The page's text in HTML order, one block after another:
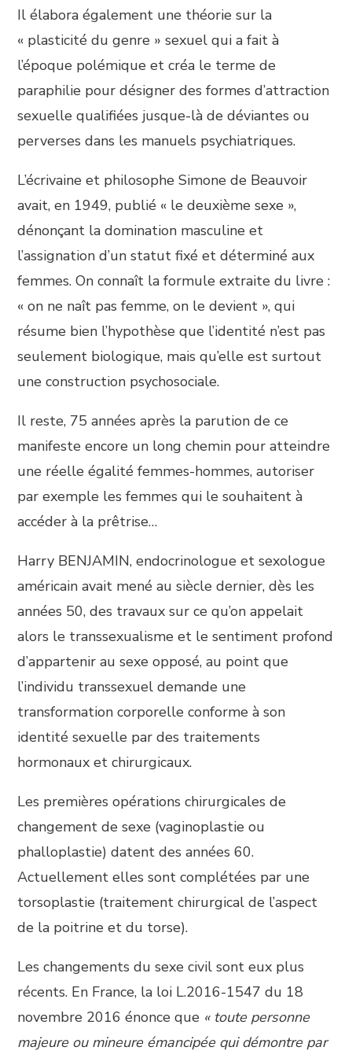
Il élabora également une théorie sur la
« plasticité du genre » sexuel qui a fait à
l’époque polémique et créa le terme de
paraphilie pour désigner des formes d’attraction
sexuelle qualifiées jusque-là de déviantes ou
perverses dans les manuels psychiatriques.
L’écrivaine et philosophe Simone de Beauvoir
avait, en 1949, publié « le deuxième sexe »,
dénonçant la domination masculine et
l’assignation d’un statut fixé et déterminé aux
femmes. On connaît la formule extraite du livre :
« on ne naît pas femme, on le devient », qui
résume bien l’hypothèse que l’identité n’est pas
seulement biologique, mais qu’elle est surtout
une construction psychosociale.
Il reste, 75 années après la parution de ce
manifeste encore un long chemin pour atteindre
une réelle égalité femmes-hommes, autoriser
par exemple les femmes qui le souhaitent à
accéder à la prêtrise…
Harry BENJAMIN, endocrinologue et sexologue
américain avait mené au siècle dernier, dès les
années 50, des travaux sur ce qu’on appelait
alors le transsexualisme et le sentiment profond
d’appartenir au sexe opposé, au point que
l’individu transsexuel demande une
transformation corporelle conforme à son
identité sexuelle par des traitements
hormonaux et chirurgicaux.
Les premières opérations chirurgicales de
changement de sexe (vaginoplastie ou
phalloplastie) datent des années 60.
Actuellement elles sont complétées par une
torsoplastie (traitement chirurgical de l’aspect
de la poitrine et du torse).
Les changements du sexe civil sont eux plus
récents. En France, la loi L.2016-1547 du 18
novembre 2016 énonce que « toute personne
majeure ou mineure émancipée qui démontre par